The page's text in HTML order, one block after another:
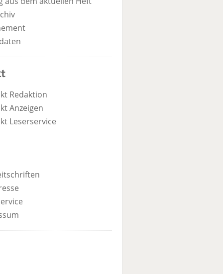
Redaktion
Anzeigen
Leserservice